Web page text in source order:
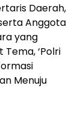
Daerah,
Anggota
yang
‘Polri
Menuju